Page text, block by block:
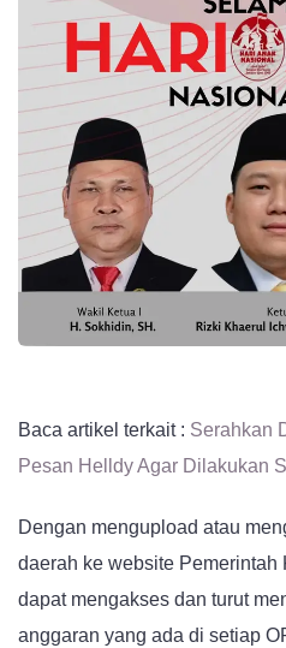
Baca artikel terkait : Serahkan
Pesan Helldy Agar Dilakukan
Dengan mengupload atau
daerah ke website Pemerintah
dapat mengakses dan turut
anggaran yang ada di setiap